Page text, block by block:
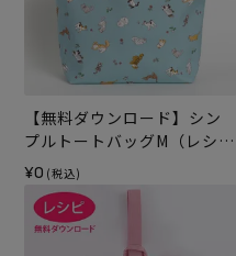
【無料ダウンロード】シン
プルトートバッグM（レシ
ピ）
¥0 (税込)